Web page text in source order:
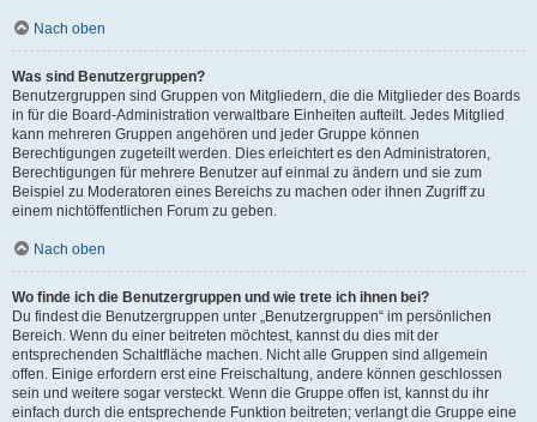
Nach oben
Was sind Benutzergruppen?
Benutzergruppen sind Gruppen von Mitgliedern, die die Mitglieder des Boards
in für die Board-Administration verwaltbare Einheiten aufteilt. Jedes Mitglied
kann mehreren Gruppen angehören und jeder Gruppe können
Berechtigungen zugeteilt werden. Dies erleichtert es den Administratoren,
Berechtigungen für mehrere Benutzer auf einmal zu ändern und sie zum
Beispiel zu Moderatoren eines Bereichs zu machen oder ihnen Zugriff zu
einem nichtöffentlichen Forum zu geben.
Nach oben
Wo finde ich die Benutzergruppen und wie trete ich ihnen bei?
Du findest die Benutzergruppen unter „Benutzergruppen“ im persönlichen
Bereich. Wenn du einer beitreten möchtest, kannst du dies mit der
entsprechenden Schaltfläche machen. Nicht alle Gruppen sind allgemein
offen. Einige erfordern erst eine Freischaltung, andere können geschlossen
sein und weitere sogar versteckt. Wenn die Gruppe offen ist, kannst du ihr
einfach durch die entsprechende Funktion beitreten; verlangt die Gruppe eine